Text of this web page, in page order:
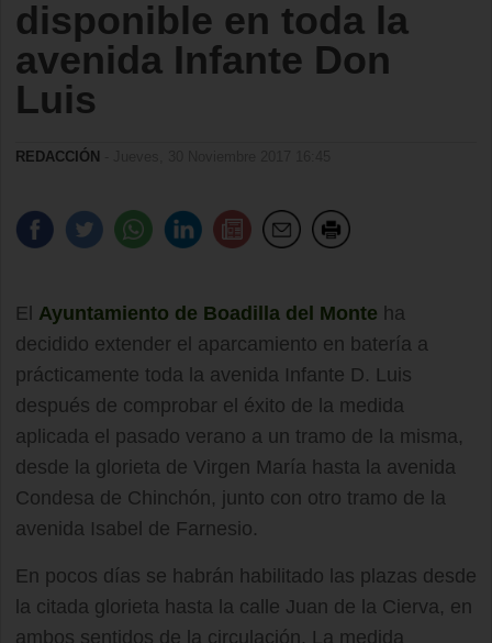
disponible en toda la
avenida Infante Don
Luis
REDACCIÓN
El Ayuntamiento de Boadilla del Monte ha
decidido extender el aparcamiento en batería a
prácticamente toda la avenida Infante D. Luis
después de comprobar el éxito de la medida
aplicada el pasado verano a un tramo de la misma,
desde la glorieta de Virgen María hasta la avenida
Condesa de Chinchón, junto con otro tramo de la
avenida Isabel de Farnesio.
En pocos días se habrán habilitado las plazas desde
la citada glorieta hasta la calle Juan de la Cierva, en
ambos sentidos de la circulación. La medida